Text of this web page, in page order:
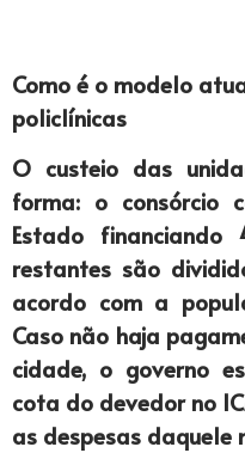
Como é o modelo
policlínicas
O custeio das
forma: o consórcio
Estado
restantes são
acordo com a
Caso não haja
cidade, o governo
cota do devedor no
as despesas daquele